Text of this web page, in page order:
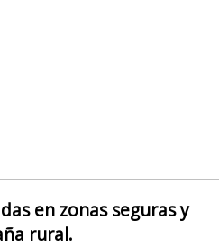
en zonas seguras y
rural.